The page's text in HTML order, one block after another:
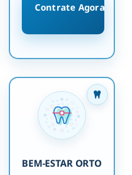
Contrate Agora
BEM-ESTAR ORTO